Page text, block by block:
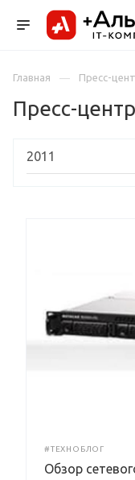
Главная Пресс-
Пресс-центр
#ТЕХНОБЛОГ
Обзор